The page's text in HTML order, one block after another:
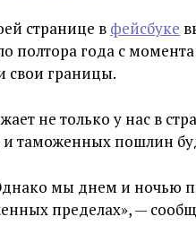
странице в фейсбуке
полтора года с
свои границы.
не только у нас в
и таможенных пошлин
мы днем и ночью
пределах», —